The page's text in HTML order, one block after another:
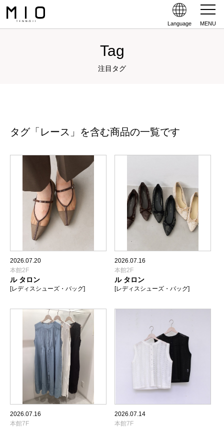
Language MENU
Tag
注目タグ
タグ「レース」を含む商品の一覧です
2026.07.20
本館2F
ル タロン
[レディスシューズ・バッグ]
2026.07.16
本館2F
ル タロン
[レディスシューズ・バッグ]
2026.07.16
本館7F
2026.07.14
本館7F